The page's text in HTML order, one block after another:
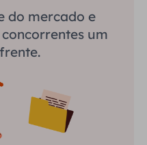
do mercado e
um